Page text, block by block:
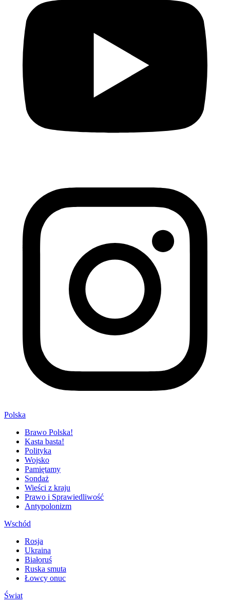
Polska
Brawo Polska!
Kasta basta!
Polityka
Wojsko
Pamiętamy
Sondaż
Wieści z kraju
Prawo i Sprawiedliwość
Antypolonizm
Wschód
Rosja
Ukraina
Białoruś
Ruska smuta
Łowcy onuc
Świat